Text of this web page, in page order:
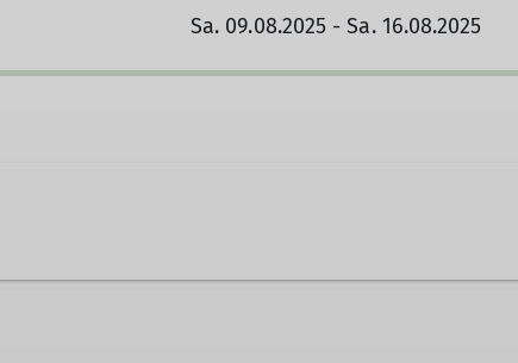
Sa. 09.08.2025 - Sa. 16.08.2025